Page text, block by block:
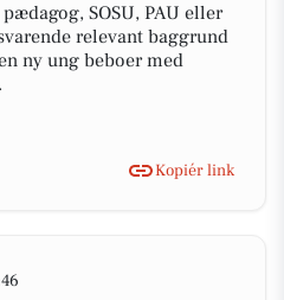
SOSU, PAU eller
relevant baggrund
ny ung beboer med
Kopiér link